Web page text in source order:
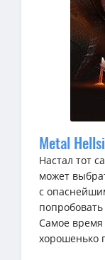
Metal
Настал тот
может
с
Самое время
хорошенько